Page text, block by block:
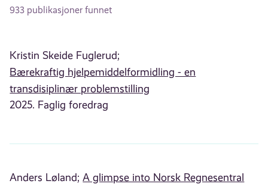
933 publikasjoner funnet
Kristin Skeide Fuglerud;
Bærekraftig hjelpemiddelformidling - en
transdisiplinær problemstilling
2025. Faglig foredrag
Anders Løland; A glimpse into Norsk Regnesentral